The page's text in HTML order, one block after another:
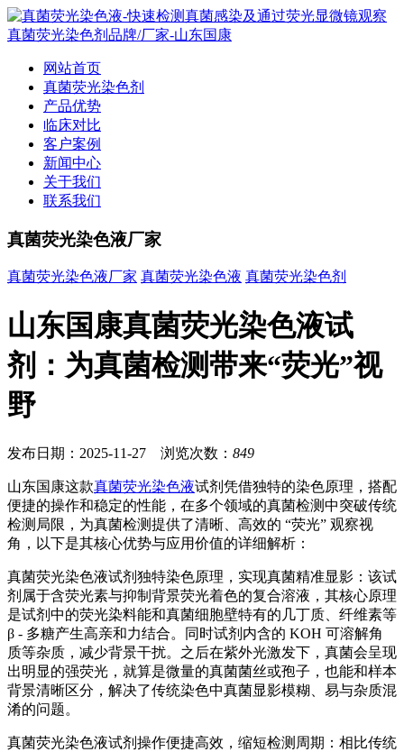
网站首页
真菌荧光染色剂
产品优势
临床对比
客户案例
新闻中心
关于我们
联系我们
真菌荧光染色液厂家
真菌荧光染色液厂家 真菌荧光染色液 真菌荧光染色剂
山东国康真菌荧光染色液试
剂：为真菌检测带来“荧光”视
野
发布日期：2025-11-27 浏览次数： 849
山东国康这款真菌荧光染色液试剂凭借独特的染色原理，搭配
便捷的操作和稳定的性能，在多个领域的真菌检测中突破传统
检测局限，为真菌检测提供了清晰、高效的 “荧光” 观察视
角，以下是其核心优势与应用价值的详细解析：
真菌荧光染色液试剂 独特染色原理，实现真菌精准显影：该试
剂属于含荧光素与抑制背景荧光着色的复合溶液，其核心原理
是试剂中的荧光染料能和真菌细胞壁特有的几丁质、纤维素等
β - 多糖产生高亲和力结合。同时试剂内含的 KOH 可溶解角
质等杂质，减少背景干扰。之后在紫外光激发下，真菌会呈现
出明显的强荧光，就算是微量的真菌菌丝或孢子，也能和样本
背景清晰区分，解决了传统染色中真菌显影模糊、易与杂质混
淆的问题。
真菌荧光染色液试剂 操作便捷高效，缩短检测周期：相比传统